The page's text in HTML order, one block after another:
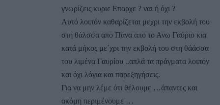
γνωρίζεις κυριε Επαρχε ? ναι ή όχι ?
Αυτό λοιπόν καθαρίζεται μεχρι την εκβολή του
στη θάλσσα απο Πάνα απο το Ανω Γαύριο κια
κατά μήκος με΄χρι την εκβολή του στη θάάσσα
του λιμένα Γαυρίου ..απλά τα πράγματα λοιπόν
και όχι λόγια και παρεξηγήσεις.
Για να μην λέμε ότι θέλουμε …άπαντες και
ακόμη περιμένουμε …